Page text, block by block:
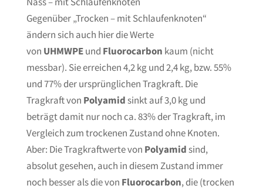
Gegenüber „Trocken – mit Schlaufenknoten“
ändern sich auch hier die Werte
von UHMWPEund Fluorocarbon kaum (nicht
messbar). Sie erreichen 4,2 kg und 2,4 kg, bzw. 55%
und 77% der ursprünglichen Tragkraft. Die
Tragkraft von Polyamidsinkt auf 3,0 kg und
beträgt damit nur noch ca. 83% der Tragkraft, im
Vergleich zum trockenen Zustand ohne Knoten.
Aber: Die Tragkraftwerte von Polyamidsind,
absolut gesehen, auch in diesem Zustand immer
noch besser als die von Fluorocarbon, die (trocken